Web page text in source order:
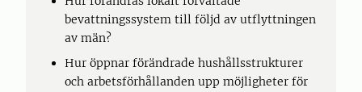
bevattningssystem till följd av utflyttningen
av män?
Hur öppnar förändrade hushållsstrukturer
och arbetsförhållanden upp möjligheter för